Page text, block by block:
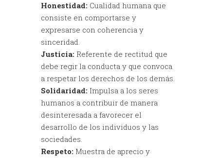
Honestidad: Cualidad humana que
consiste en comportarse y
expresarse con coherencia y
sinceridad.
Justicia: Referente de rectitud que
debe regir la conducta y que convoca
a respetar los derechos de los demás.
Solidaridad: Impulsa a los seres
humanos a contribuir de manera
desinteresada a favorecer el
desarrollo de los individuos y las
sociedades.
Respeto: Muestra de aprecio y